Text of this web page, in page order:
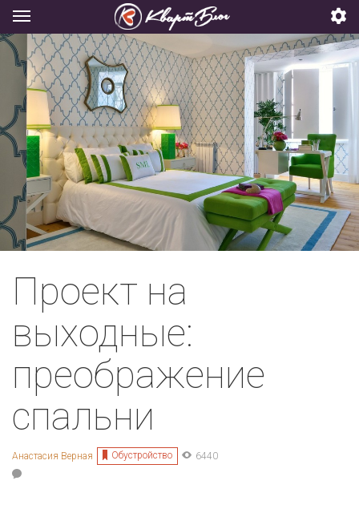
Проект на
выходные:
преображение
спальни
Анастасия Верная Обустройство 6440